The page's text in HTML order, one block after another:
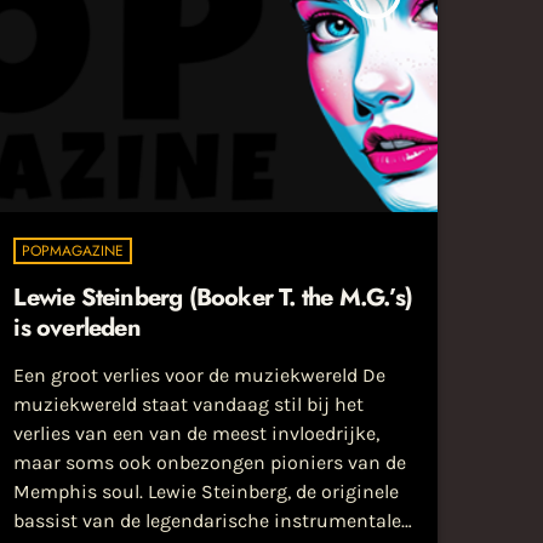
POPMAGAZINE
Lewie Steinberg (Booker T. the M.G.’s)
is overleden
Een groot verlies voor de muziekwereld De
muziekwereld staat vandaag stil bij het
verlies van een van de meest invloedrijke,
maar soms ook onbezongen pioniers van de
Memphis soul. Lewie Steinberg, de originele
bassist van de legendarische instrumentale